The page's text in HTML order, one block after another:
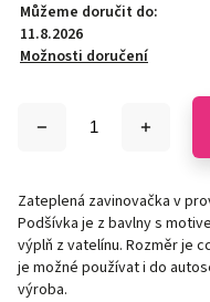
Můžeme doručit do:
11.8.2026
Možnosti doručení
Zateplená zavinovačka v
Podšívka je z bavlny s
výplň z vatelínu. Rozměr je
je možné používat i do
výroba.